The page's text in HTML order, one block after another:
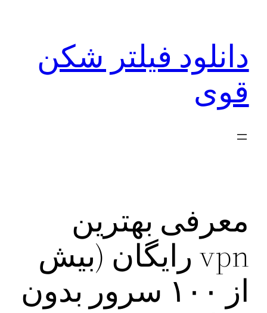
دانلود فیلتر شکن
قوی
معرفی بهترین
vpn رایگان (بیش
از ۱۰۰ سرور بدون